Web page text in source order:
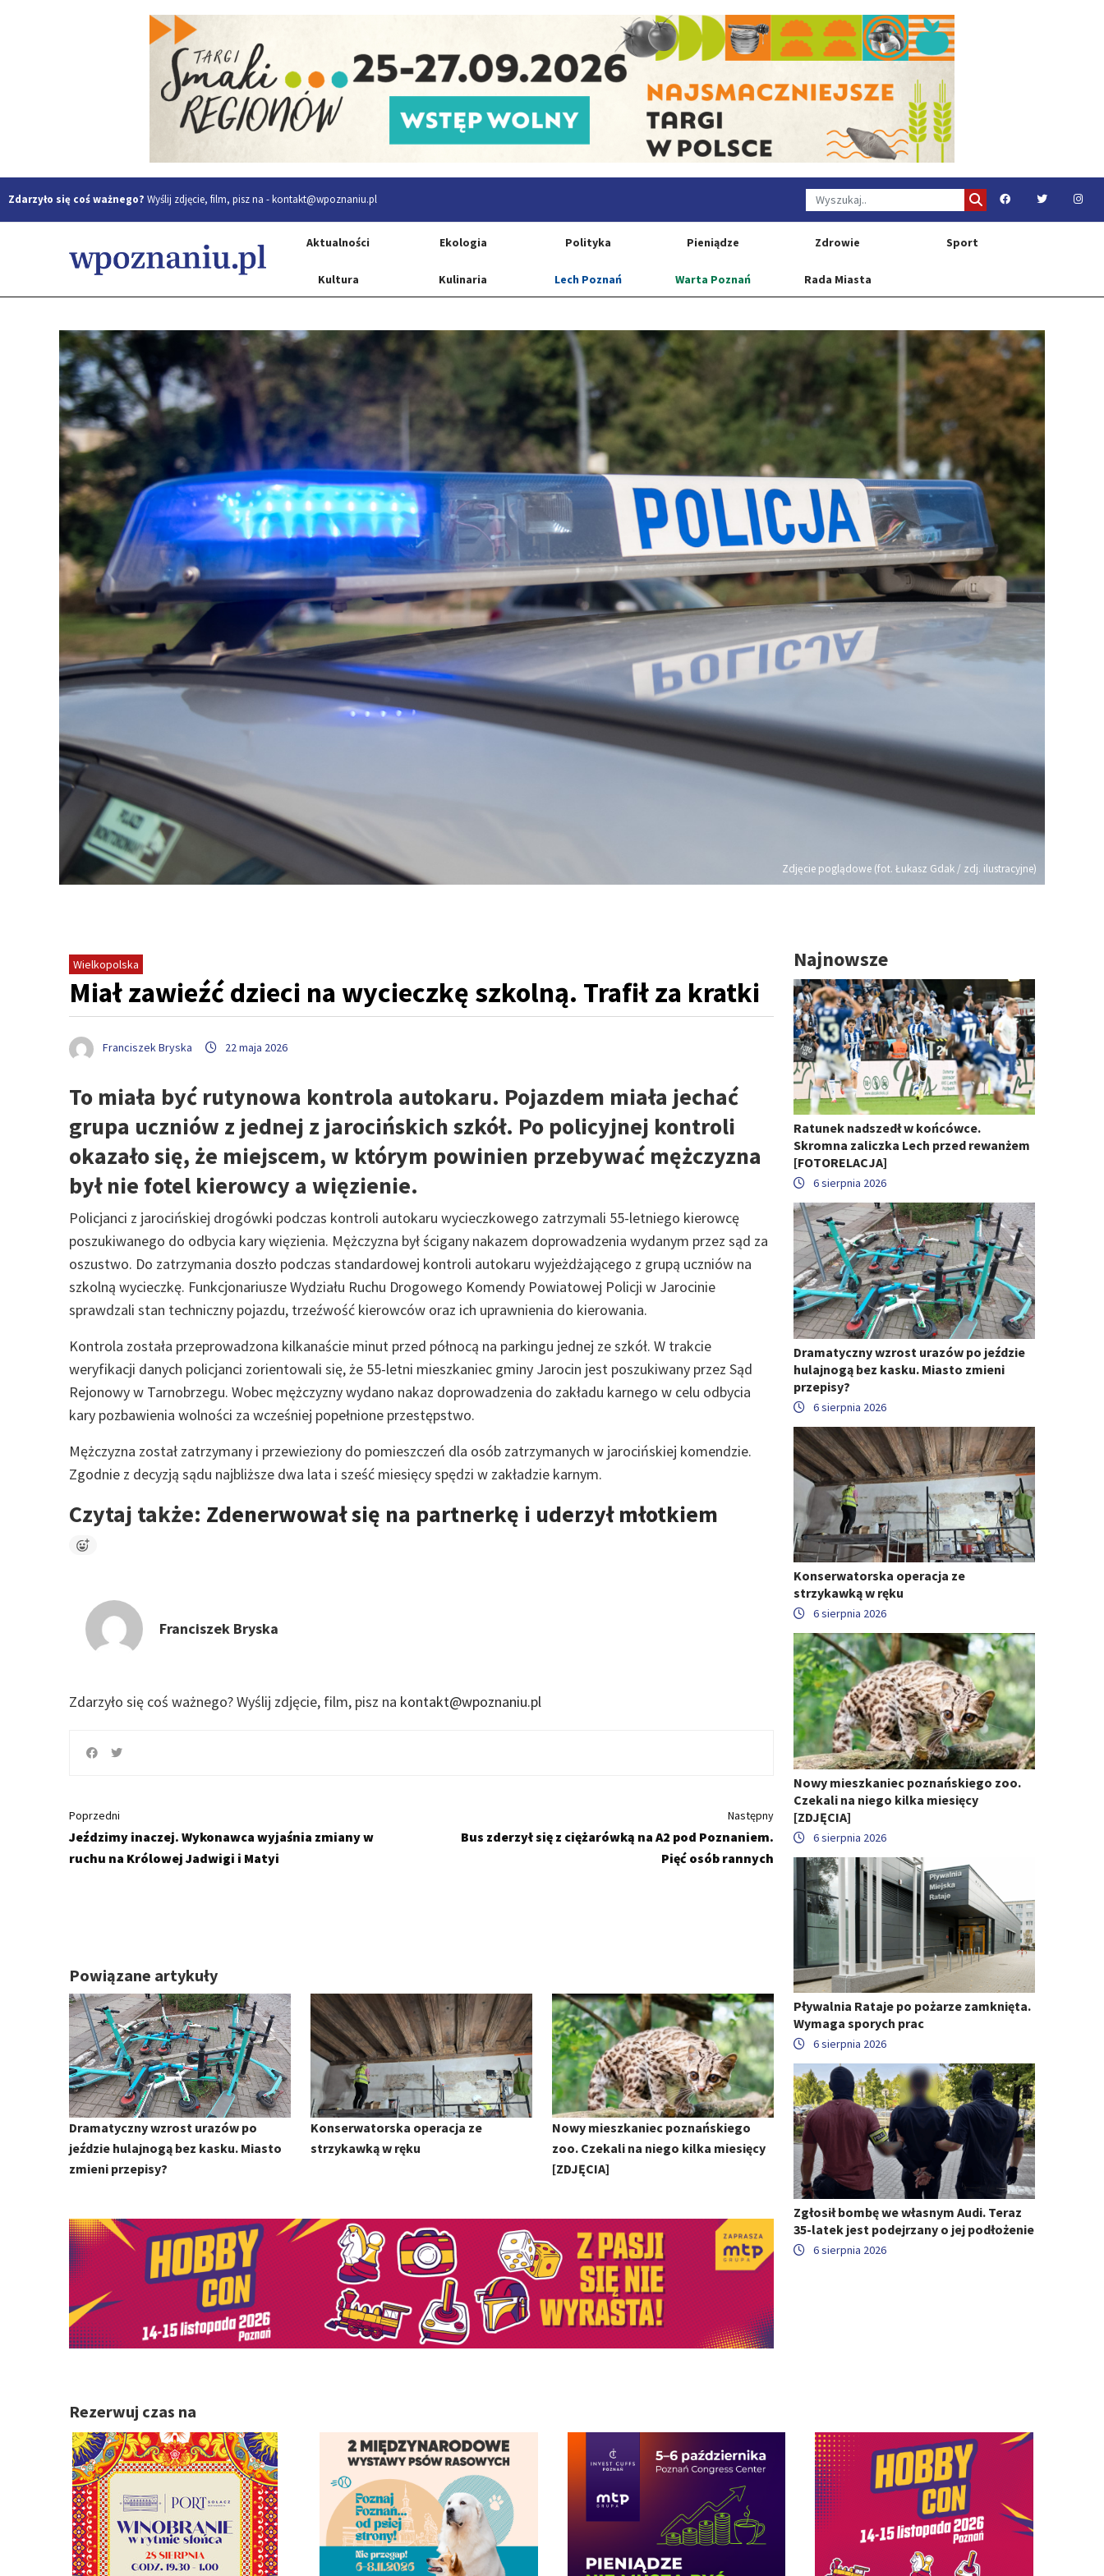
Zdarzyło się coś ważnego? Wyślij zdjęcie, film, pisz na -kontakt@wpoznaniu.pl
Aktualności Ekologia Polityka Pieniądze Zdrowie Sport
Kultura Kulinaria Lech Poznań Warta Poznań Rada Miasta
Zdjęcie poglądowe (fot. Łukasz Gdak / zdj. ilustracyjne)
Wielkopolska
Miał zawieźć dzieci na wycieczkę szkolną. Trafił za kratki
Franciszek Bryska 22 maja 2026
To miała być rutynowa kontrola autokaru. Pojazdem miała jechać
grupa uczniów z jednej z jarocińskich szkół. Po policyjnej kontroli
okazało się, że miejscem, w którym powinien przebywać mężczyzna
był nie fotel kierowcy a więzienie.
Policjanci z jarocińskiej drogówki podczas kontroli autokaru wycieczkowego zatrzymali 55-letniego kierowcę
poszukiwanego do odbycia kary więzienia. Mężczyzna był ścigany nakazem doprowadzenia wydanym przez sąd za
oszustwo. Do zatrzymania doszło podczas standardowej kontroli autokaru wyjeżdżającego z grupą uczniów na
szkolną wycieczkę. Funkcjonariusze Wydziału Ruchu Drogowego Komendy Powiatowej Policji w Jarocinie
sprawdzali stan techniczny pojazdu, trzeźwość kierowców oraz ich uprawnienia do kierowania.
Kontrola została przeprowadzona kilkanaście minut przed północą na parkingu jednej ze szkół. W trakcie
weryfikacji danych policjanci zorientowali się, że 55-letni mieszkaniec gminy Jarocin jest poszukiwany przez Sąd
Rejonowy w Tarnobrzegu. Wobec mężczyzny wydano nakaz doprowadzenia do zakładu karnego w celu odbycia
kary pozbawienia wolności za wcześniej popełnione przestępstwo.
Mężczyzna został zatrzymany i przewieziony do pomieszczeń dla osób zatrzymanych w jarocińskiej komendzie.
Zgodnie z decyzją sądu najbliższe dwa lata i sześć miesięcy spędzi w zakładzie karnym.
Czytaj także: Zdenerwował się na partnerkę i uderzył młotkiem
Franciszek Bryska
Zdarzyło się coś ważnego?Wyślij zdjęcie, film, pisz na kontakt@wpoznaniu.pl
Poprzedni
Jeździmy inaczej. Wykonawca wyjaśnia zmiany w
ruchu na Królowej Jadwigi i Matyi
Następny
Bus zderzył się z ciężarówką na A2 pod Poznaniem.
Pięć osób rannych
Powiązane artykuły
Dramatyczny wzrost urazów po
jeździe hulajnogą bez kasku. Miasto
zmieni przepisy?
Konserwatorska operacja ze
strzykawką w ręku
Nowy mieszkaniec poznańskiego
zoo. Czekali na niego kilka miesięcy
[ZDJĘCIA]
Najnowsze
Ratunek nadszedł w końcówce.
Skromna zaliczka Lech przed rewanżem
[FOTORELACJA]
6 sierpnia 2026
Dramatyczny wzrost urazów po jeździe
hulajnogą bez kasku. Miasto zmieni
przepisy?
6 sierpnia 2026
Konserwatorska operacja ze
strzykawką w ręku
6 sierpnia 2026
Nowy mieszkaniec poznańskiego zoo.
Czekali na niego kilka miesięcy
[ZDJĘCIA]
6 sierpnia 2026
Pływalnia Rataje po pożarze zamknięta.
Wymaga sporych prac
6 sierpnia 2026
Zgłosił bombę we własnym Audi. Teraz
35-latek jest podejrzany o jej podłożenie
6 sierpnia 2026
Rezerwuj czas na